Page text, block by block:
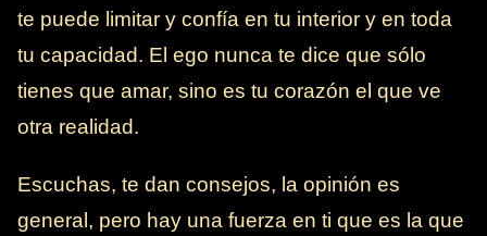
te puede limitar y confía en tu interior y en toda
tu capacidad. El ego nunca te dice que sólo
tienes que amar, sino es tu corazón el que ve
otra realidad.
Escuchas, te dan consejos, la opinión es
general, pero hay una fuerza en ti que es la que